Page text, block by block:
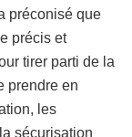
préconisé que
précis et
tirer parti de la
prendre en
les
sécurisation